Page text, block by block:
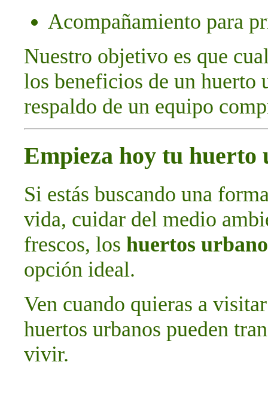
Acompañamiento para
Nuestro objetivo es que
los beneficios de un huerto
respaldo de un equipo
Empieza hoy tu huerto
Si estás buscando una
vida, cuidar del medio
frescos, los huertos
opción ideal.
Ven cuando quieras a
huertos urbanos pueden
vivir.